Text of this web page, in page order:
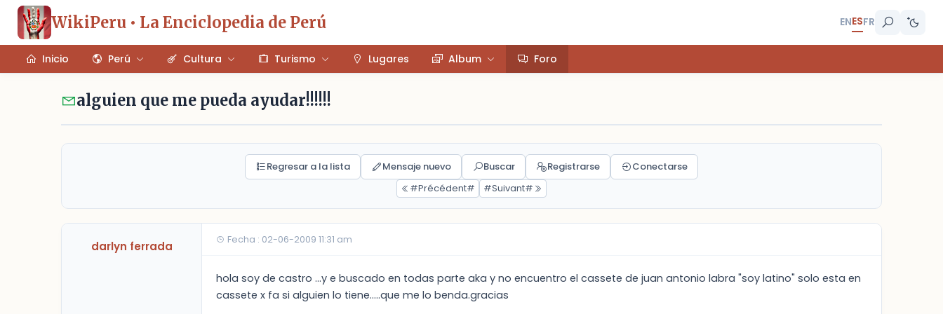
WikiPeru • La Enciclopedia de Perú ENESFR
Inicio Perú Cultura Turismo Lugares Album Foro
alguien que me pueda ayudar!!!!!!
Regresar a la lista Mensaje nuevo Buscar Registrarse
Conectarse
#Précédent#
#Suivant#
darlyn ferrada Fecha : 02-06-2009 11:31 am
hola soy de castro ...y e buscado en todas parte aka y no encuentro el cassete de juan antonio labra "soy latino" solo esta en
cassete x fa si alguien lo tiene.....que me lo benda.gracias